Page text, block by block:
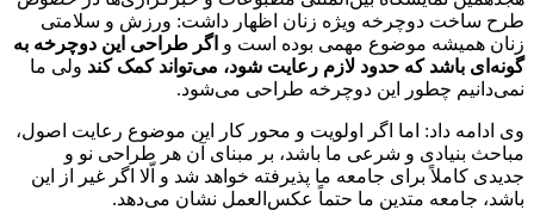
طرح ساخت دوچرخه ویژه زنان اظهار داشت: ورزش و سلامتی
زنان همیشه موضوع مهمی بوده است و اگر طراحی این دوچرخه به
گونه‌ای باشد که حدود لازم رعایت شود، می‌تواند کمک کند ولی ما
نمی‌دانیم چطور این دوچرخه طراحی می‌شود.
وی ادامه داد: اما اگر اولویت و محور کار این موضوع رعایت اصول،
مباحث بنیادی و شرعی ما باشد، بر مبنای آن هر طراحی نو و
جدیدی کاملاً برای جامعه ما پذیرفته خواهد شد و اّلا اگر غیر از این
باشد، جامعه متدین ما حتماً عکس‌العمل نشان می‌دهد.